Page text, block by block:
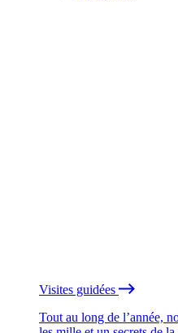
Visites guidées
Tout au long de l’année,